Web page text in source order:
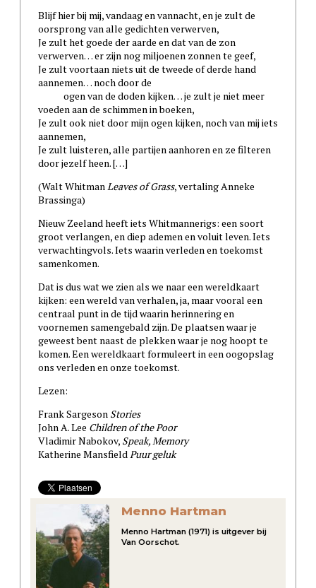
Blijf hier bij mij, vandaag en vannacht, en je zult de
oorsprong van alle gedichten verwerven,
Je zult het goede der aarde en dat van de zon
verwerven… er zijn nog miljoenen zonnen te geef,
Je zult voortaan niets uit de tweede of derde hand
aannemen… noch door de
ogen van de doden kijken… je zult je niet meer
voeden aan de schimmen in boeken,
Je zult ook niet door mijn ogen kijken, noch van mij iets
aannemen,
Je zult luisteren, alle partijen aanhoren en ze filteren
door jezelf heen. […]
(Walt WhitmanLeaves of Grass, vertaling Anneke
Brassinga)
Nieuw Zeeland heeft iets Whitmannerigs: een soort
groot verlangen, en diep ademen en voluit leven. Iets
verwachtingvols. Iets waarin verleden en toekomst
samenkomen.
Dat is dus wat we zien als we naar een wereldkaart
kijken: een wereld van verhalen, ja, maar vooral een
centraal punt in de tijd waarin herinnering en
voornemen samengebald zijn. De plaatsen waar je
geweest bent naast de plekken waar je nog hoopt te
komen. Een wereldkaart formuleert in een oogopslag
ons verleden en onze toekomst.
Lezen:
Frank Sargeson Stories
John A. Lee Children of the Poor
Vladimir Nabokov, Speak, Memory
Katherine MansfieldPuur geluk
Menno Hartman
Menno Hartman (1971) is uitgever bij
Van Oorschot.